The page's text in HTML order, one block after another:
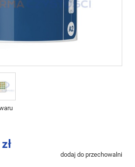
dodaj do przechowalni